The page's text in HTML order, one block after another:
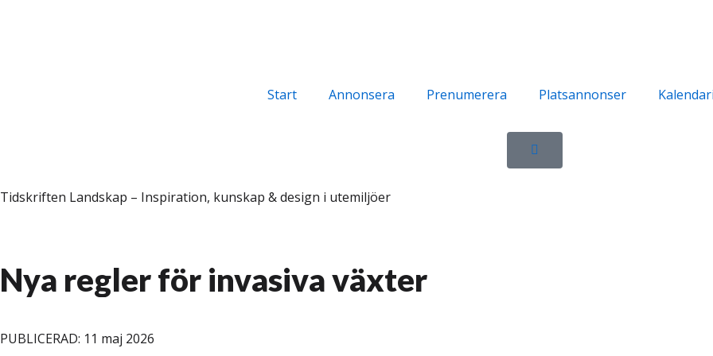
Start Annonsera Prenumerera Platsannonser
Tidskriften Landskap – Inspiration, kunskap & design i utemiljöer
Nya regler för invasiva växter
PUBLICERAD: 11 maj 2026